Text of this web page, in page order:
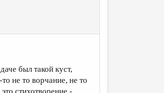
был такой куст,
не то ворчание, не то